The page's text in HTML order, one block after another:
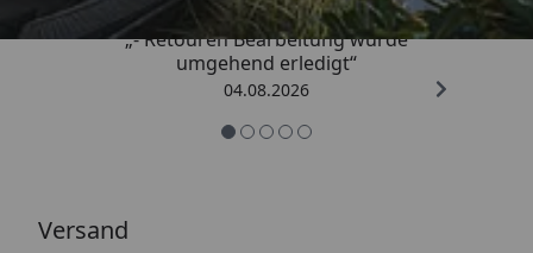
„- Retouren Bearbeitung wurde
umgehend erledigt“
04.08.2026
Versand